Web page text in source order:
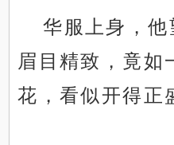
华服上身，他
眉目精致，竟如
花，看似开得正